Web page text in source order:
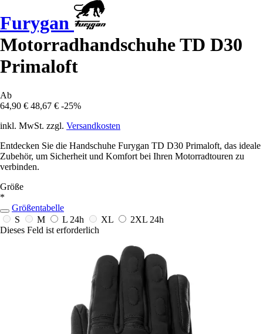
Furygan
Motorradhandschuhe TD D30
Primaloft
Ab
64,90 € 48,67 € -25%
inkl. MwSt. zzgl. Versandkosten
Entdecken Sie die Handschuhe Furygan TD D30 Primaloft, das ideale
Zubehör, um Sicherheit und Komfort bei Ihren Motorradtouren zu
verbinden.
Größe
*
Größentabelle
S
M L 24h XL 2XL 24h
Dieses Feld ist erforderlich